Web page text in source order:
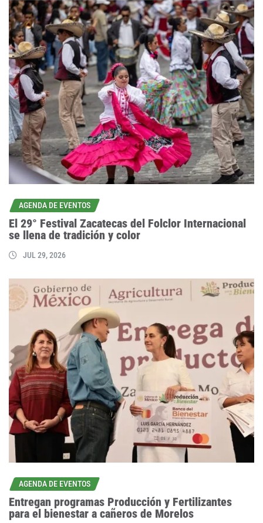
AGENDA DE EVENTOS
El 29° Festival Zacatecas del Folclor Internacional
se llena de tradición y color
JUL 29, 2026
AGENDA DE EVENTOS
Entregan programas Producción y Fertilizantes
para el bienestar a cañeros de Morelos